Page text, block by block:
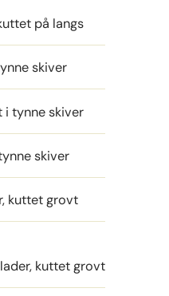
på langs
skiver
tynne skiver
skiver
kuttet grovt
kuttet grovt